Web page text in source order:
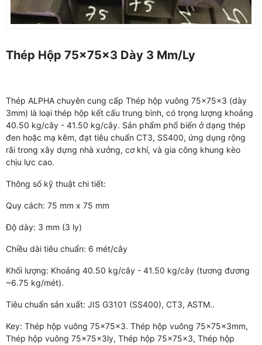
Thép Hộp 75x75x3 Dày 3 Mm/ly
Thép ALPHA chuyên cung cấp Thép hộp vuông 75x75x3 (dày
3mm) là loại thép hộp kết cấu trung bình, có trọng lượng khoảng
40.50 kg/cây - 41.50 kg/cây. Sản phẩm phổ biến ở dạng thép
đen hoặc mạ kẽm, đạt tiêu chuẩn CT3, SS400, ứng dụng rộng
rãi trong xây dựng nhà xưởng, cơ khí, và gia công khung kèo
chịu lực cao.
Thông số kỹ thuật chi tiết:
Quy cách: 75 mm x 75 mm
Độ dày: 3 mm (3 ly)
Chiều dài tiêu chuẩn: 6 mét/cây
Khối lượng: Khoảng 40.50 kg/cây - 41.50 kg/cây (tương đương
~6.75 kg/mét).
Tiêu chuẩn sản xuất: JIS G3101 (SS400), CT3, ASTM..
Key: Thép hộp vuông 75x75x3. Thép hộp vuông 75x75x3mm,
Thép hộp vuông 75x75x3ly, Thép hộp 75x75x3, Thép hộp